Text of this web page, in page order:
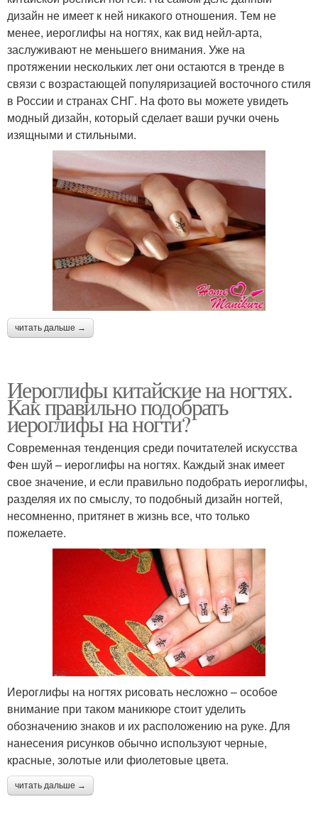
дизайн не имеет к ней никакого отношения. Тем не
менее, иероглифы на ногтях, как вид нейл-арта,
заслуживают не меньшего внимания. Уже на
протяжении нескольких лет они остаются в тренде в
связи с возрастающей популяризацией восточного стиля
в России и странах СНГ. На фото вы можете увидеть
модный дизайн, который сделает ваши ручки очень
изящными и стильными.
читать дальше →
Иероглифы китайские на ногтях.
Как правильно подобрать
иероглифы на ногти?
Современная тенденция среди почитателей искусства
Фен шуй – иероглифы на ногтях. Каждый знак имеет
свое значение, и если правильно подобрать иероглифы,
разделяя их по смыслу, то подобный дизайн ногтей,
несомненно, притянет в жизнь все, что только
пожелаете.
Иероглифы на ногтях рисовать несложно – особое
внимание при таком маникюре стоит уделить
обозначению знаков и их расположению на руке. Для
нанесения рисунков обычно используют черные,
красные, золотые или фиолетовые цвета.
читать дальше →